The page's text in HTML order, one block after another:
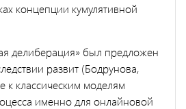
концепции кумулятивной
делиберация» был предложен
развит (Бодрунова,
к классическим моделям
именно для онлайновой